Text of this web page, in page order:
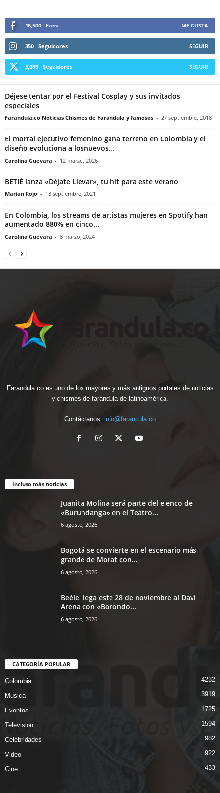
16,500 Fans ME GUSTA
350 Seguidores SEGUIR
3,099 Seguidores SEGUIR
Déjese tentar por el Festival Cosplay y sus invitados
especiales
Farandula.co Noticias Chismes de Farandula y famosos - 27 septiembre, 2018
El morral ejecutivo femenino gana terreno en Colombia y el
diseño evoluciona a losnuevos...
Carolina Guevara - 12 marzo, 2026
BETIÉ lanza «Déjate Llevar», tu hit para este verano
Marian Rojo - 13 septiembre, 2021
En Colombia, los streams de artistas mujeres en Spotify han
aumentado 880% en cinco...
Carolina Guevara - 8 marzo, 2024
Farandula.co es uno de los mayores y más antiguos portales de noticias
y chismes de farándula de latinoamérica.
Contáctanos: info@farandula.co
Incluso más noticias
Juanita Molina será parte del elenco de
«Burundanga» en el Teatro...
6 agosto, 2026
Bogotá se convierte en el escenario más
grande de Morat con...
6 agosto, 2026
Beéle llega este 28 de noviembre al Davi
Arena con «Borondo...
6 agosto, 2026
CATEGORÍA POPULAR
Colombia 4232
Musica 3919
Eventos 1725
Television 1594
Celebridades 982
Video 922
Cine 433